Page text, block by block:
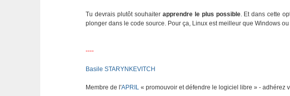
Tu devrais plutôt souhaiter apprendre le plus possible. Et dans cette
plonger dans le code source. Pour ça, Linux est meilleur que Windows ou
----
Basile STARYNKEVITCH
Membre de l'APRIL « promouvoir et défendre le logiciel libre » - adhérez